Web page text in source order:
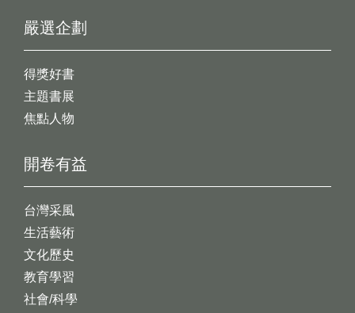
開卷有益
台灣采風
生活藝術
文化歷史
教育學習
社會/科學
嚴選企劃
得獎好書
主題書展
焦點人物